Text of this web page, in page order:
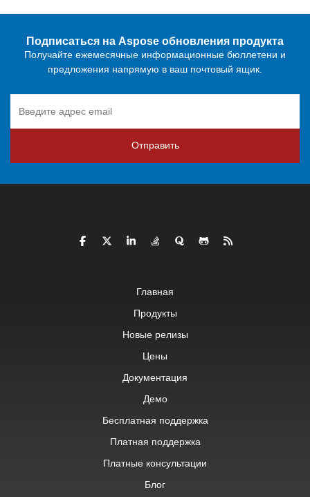
Подписаться на Aspose обновления продукта
Получайте ежемесячные информационные бюллетени и
предложения напрямую в ваш почтовый ящик.
Отправить
Главная
Продукты
Новые релизы
Цены
Документация
Демо
Бесплатная поддержка
Платная поддержка
Платные консультации
Блог